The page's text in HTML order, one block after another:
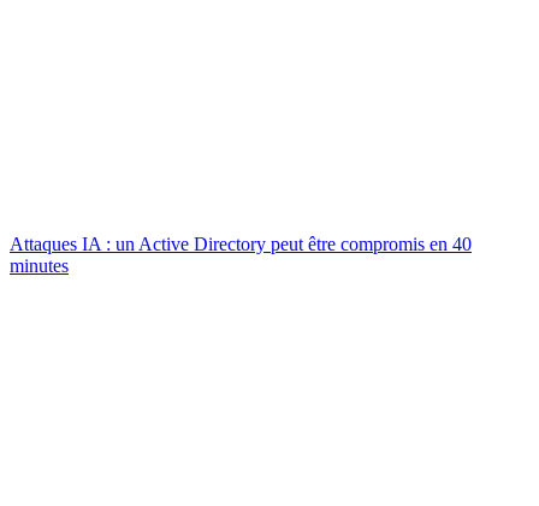
Attaques IA : un Active Directory peut être compromis en 40
minutes